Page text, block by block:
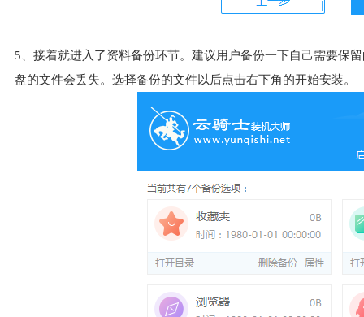
5、接着就进入了资料备份环节。建议用户备份一下自己需要保
盘的文件会丢失。选择备份的文件以后点击右下角的开始安装。